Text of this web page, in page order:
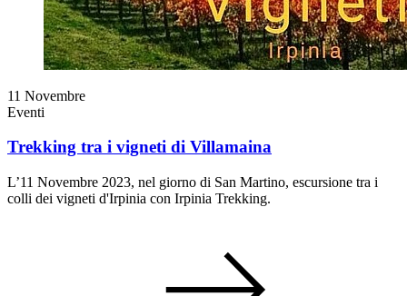
11 Novembre
Eventi
Trekking tra i vigneti di Villamaina
L’11 Novembre 2023, nel giorno di San Martino, escursione tra i
colli dei vigneti d'Irpinia con Irpinia Trekking.